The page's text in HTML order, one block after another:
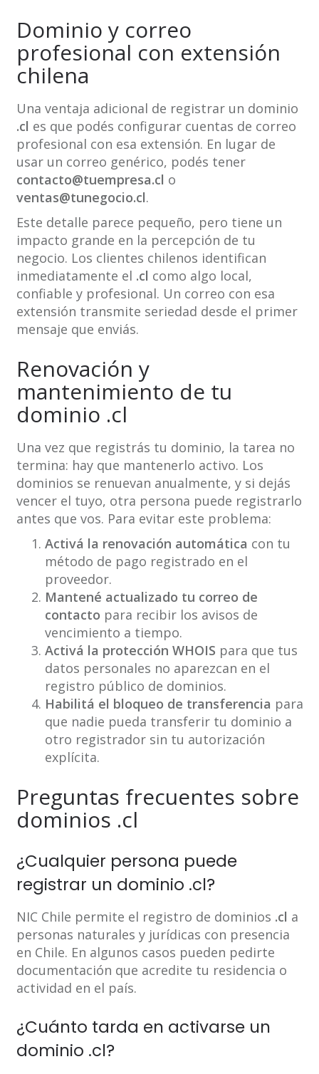
Dominio y correo
profesional con extensión
chilena
Una ventaja adicional de registrar un dominio
.cl es que podés configurar cuentas de correo
profesional con esa extensión. En lugar de
usar un correo genérico, podés tener
contacto@tuempresa.cl o
ventas@tunegocio.cl.
Este detalle parece pequeño, pero tiene un
impacto grande en la percepción de tu
negocio. Los clientes chilenos identifican
inmediatamente el .cl como algo local,
confiable y profesional. Un correo con esa
extensión transmite seriedad desde el primer
mensaje que enviás.
Renovación y
mantenimiento de tu
dominio .cl
Una vez que registrás tu dominio, la tarea no
termina: hay que mantenerlo activo. Los
dominios se renuevan anualmente, y si dejás
vencer el tuyo, otra persona puede registrarlo
antes que vos. Para evitar este problema:
Activá la renovación automática con tu
método de pago registrado en el
proveedor.
Mantené actualizado tu correo de
contacto para recibir los avisos de
vencimiento a tiempo.
Activá la protección WHOIS para que tus
datos personales no aparezcan en el
registro público de dominios.
Habilitá el bloqueo de transferencia para
que nadie pueda transferir tu dominio a
otro registrador sin tu autorización
explícita.
Preguntas frecuentes sobre
dominios .cl
¿Cualquier persona puede
registrar un dominio .cl?
NIC Chile permite el registro de dominios .cl a
personas naturales y jurídicas con presencia
en Chile. En algunos casos pueden pedirte
documentación que acredite tu residencia o
actividad en el país.
¿Cuánto tarda en activarse un
dominio .cl?